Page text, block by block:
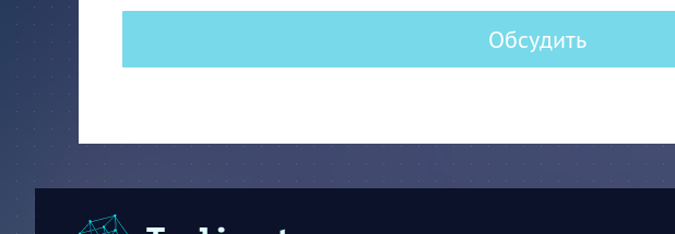
Обсудить